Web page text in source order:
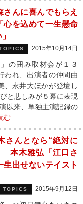
さんに喜んでもらえ
を込めて一生懸命
2015年10月14日
の囲み取材会が１３
われ、出演者の仲間由
、永井大ほかが登壇し
と悲しみが５幕に表現
以来、単独主演記録の
む
さんとなら“絶対に
本木雅弘「江口さ
生出せないテイスト
TOPICS 2015年9月12日